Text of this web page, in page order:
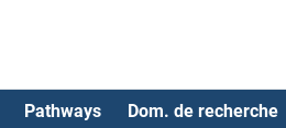
Pathways Dom. de recherche